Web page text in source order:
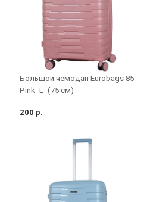
Большой чемодан Eurobags 85
Pink -L- (75 см)
200 р.